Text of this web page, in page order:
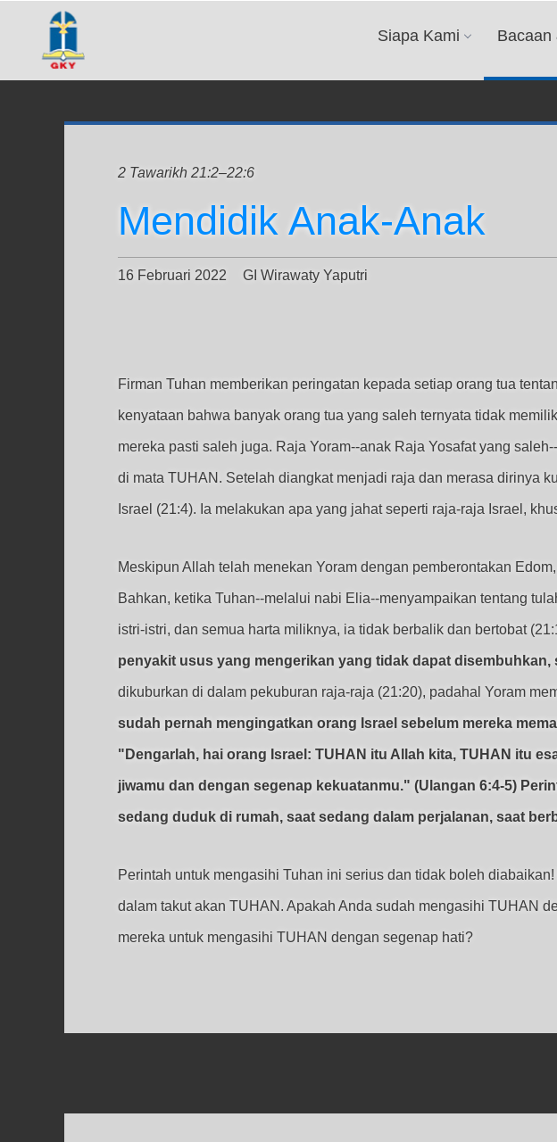
Siapa Kami Bacaan
2 Tawarikh 21:2–22:6
Mendidik Anak-Anak
16 Februari 2022 GI Wirawaty Yaputri
Firman Tuhan memberikan peringatan kepada setiap orang tua
kenyataan bahwa banyak orang tua yang saleh ternyata tidak
mereka pasti saleh juga. Raja Yoram--anak Raja Yosafat yang
di mata TUHAN. Setelah diangkat menjadi raja dan merasa dirinya
Israel (21:4). Ia melakukan apa yang jahat seperti raja-raja Israel,
Meskipun Allah telah menekan Yoram dengan pemberontakan
Bahkan, ketika Tuhan--melalui nabi Elia--menyampaikan tentang
istri-istri, dan semua harta miliknya, ia tidak berbalik dan bertobat
penyakit usus yang mengerikan yang tidak dapat disembuhkan,
dikuburkan di dalam pekuburan raja-raja (21:20), padahal Yoram
sudah pernah mengingatkan orang Israel sebelum mereka
"Dengarlah, hai orang Israel: TUHAN itu Allah kita, TUHAN itu
jiwamu dan dengan segenap kekuatanmu." (Ulangan 6:4-5)
sedang duduk di rumah, saat sedang dalam perjalanan, saat
Perintah untuk mengasihi Tuhan ini serius dan tidak boleh
dalam takut akan TUHAN. Apakah Anda sudah mengasihi TUHAN
mereka untuk mengasihi TUHAN dengan segenap hati?